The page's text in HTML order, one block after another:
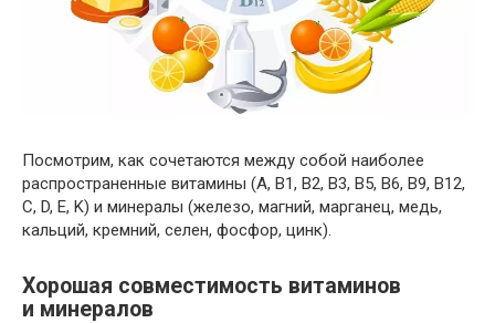
Посмотрим, как сочетаются между собой наиболее
распространенные витамины (A, B1, B2, B3, B5, B6, B9, B12,
C, D, E, K) и минералы (железо, магний, марганец, медь,
кальций, кремний, селен, фосфор, цинк).
Хорошая совместимость витаминов
и минералов